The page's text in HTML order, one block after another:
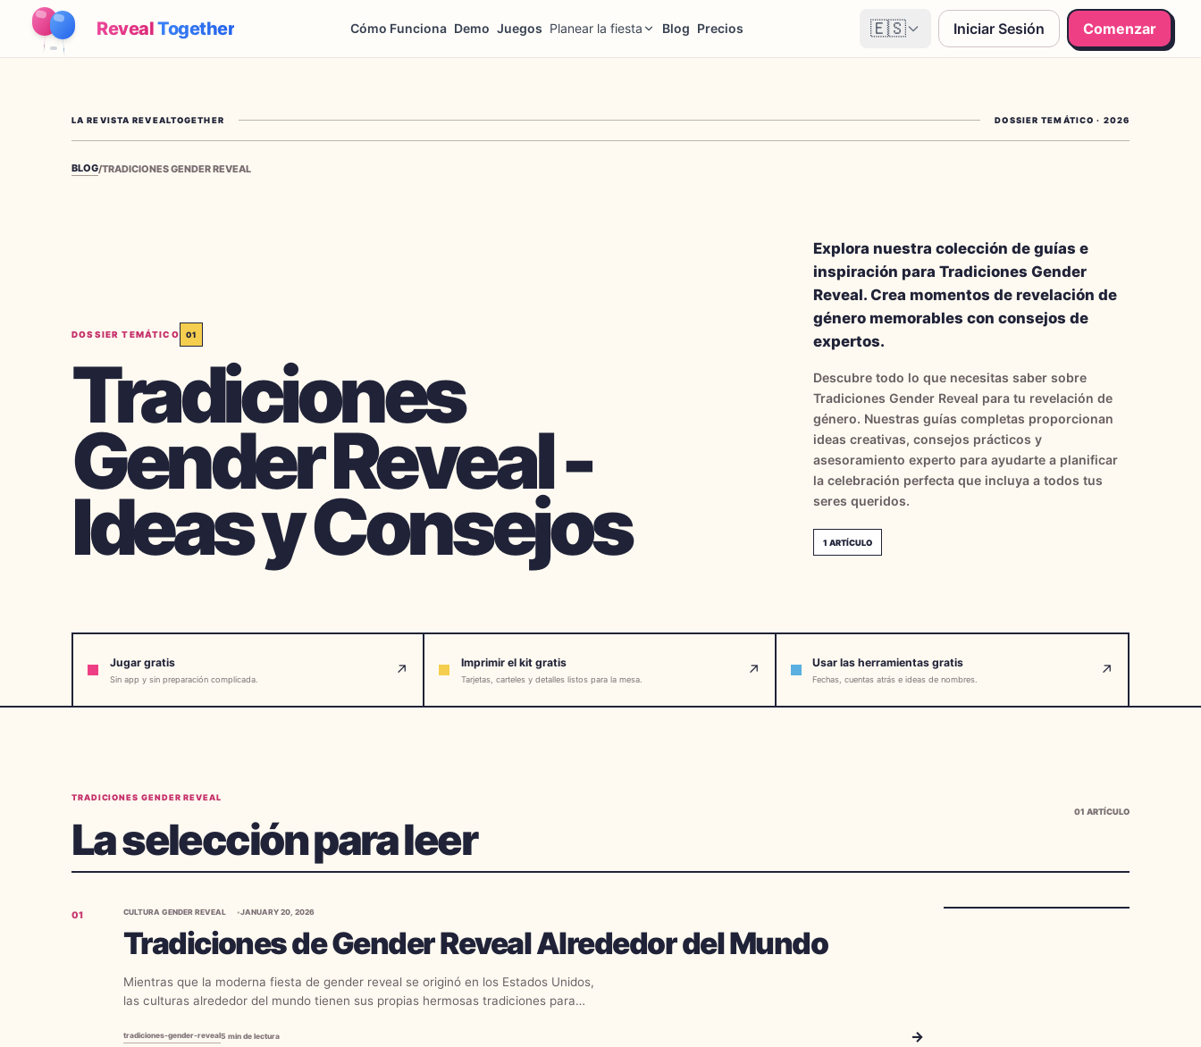
RevealTogether Cómo Funciona Demo Juegos Planear la fiesta Blog Precios 🇪🇸 Iniciar Sesión Comenzar
LA REVISTA REVEALTOGETHER DOSSIER TEMÁTICO · 2026
BLOG/TRADICIONES GENDER REVEAL
DOSSIER TEMÁTICO 01
Tradiciones
Gender Reveal -
Ideas y Consejos
Explora nuestra colección de guías e
inspiración para Tradiciones Gender
Reveal. Crea momentos de revelación de
género memorables con consejos de
expertos.
Descubre todo lo que necesitas saber sobre
Tradiciones Gender Reveal para tu revelación de
género. Nuestras guías completas proporcionan
ideas creativas, consejos prácticos y
asesoramiento experto para ayudarte a planificar
la celebración perfecta que incluya a todos tus
seres queridos.
1 ARTÍCULO
Jugar gratis
Sin app y sin preparación complicada.
↗ Imprimir el kit gratis
Tarjetas, carteles y detalles listos para la mesa.
↗ Usar las herramientas gratis
Fechas, cuentas atrás e ideas de nombres.
↗
TRADICIONES GENDER REVEAL
La selección para leer
01 ARTÍCULO
01 CULTURA GENDER REVEAL JANUARY 20, 2026
Tradiciones de Gender Reveal Alrededor del Mundo
Mientras que la moderna fiesta de gender reveal se originó en los Estados Unidos,
las culturas alrededor del mundo tienen sus propias hermosas tradiciones para
tradiciones-gender-reveal5 min de lectura →